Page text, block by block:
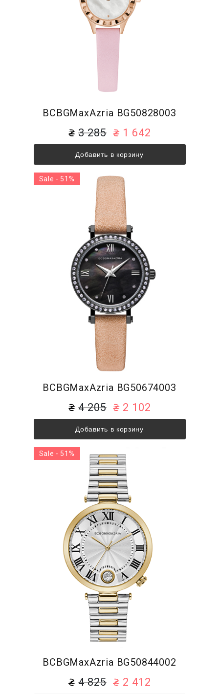
BCBGMaxAzria BG50828003
3 285 1 642
Добавить в корзину
BCBGMaxAzria BG50674003
4 205 2 102
Добавить в корзину
Sale - 51%
BCBGMaxAzria BG50844002
4 825 2 412
Sale - 51%